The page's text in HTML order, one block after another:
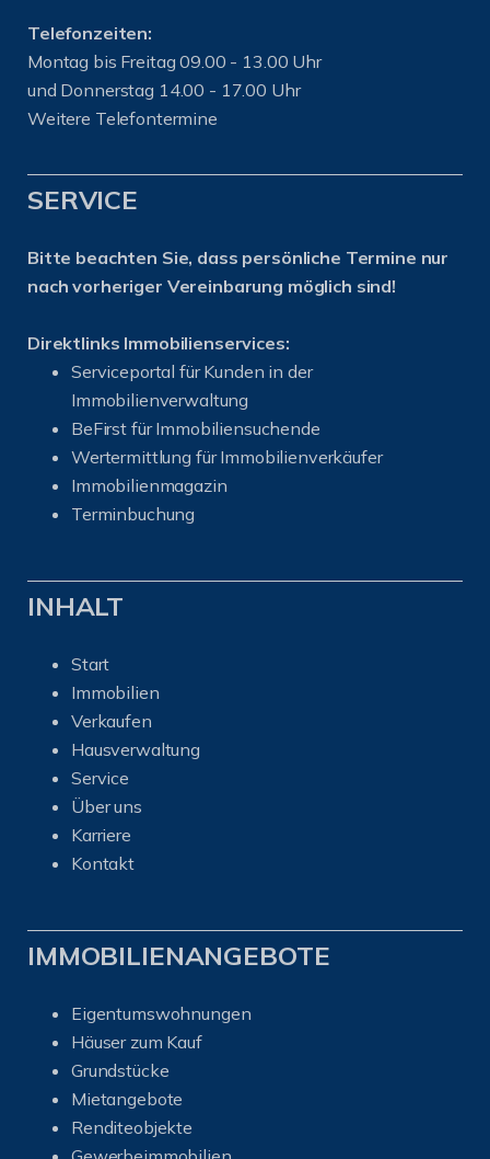
Telefonzeiten:
Montag bis Freitag 09.00 - 13.00 Uhr
und Donnerstag 14.00 - 17.00 Uhr
Weitere Telefontermine
SERVICE
Bitte beachten Sie, dass persönliche Termine nur
nach vorheriger Vereinbarung möglich sind!
Direktlinks Immobilienservices:
Serviceportal für Kunden in der
Immobilienverwaltung
BeFirst für Immobiliensuchende
Wertermittlung für Immobilienverkäufer
Immobilienmagazin
Terminbuchung
INHALT
Start
Immobilien
Verkaufen
Hausverwaltung
Service
Über uns
Karriere
Kontakt
IMMOBILIENANGEBOTE
Eigentumswohnungen
Häuser zum Kauf
Grundstücke
Mietangebote
Renditeobjekte